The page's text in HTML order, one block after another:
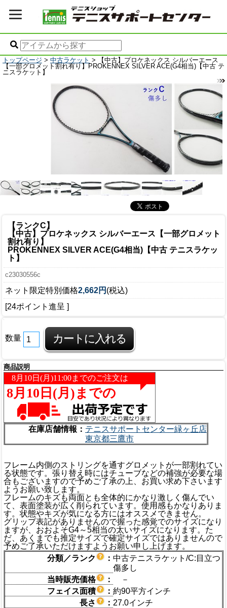
トップページ > 中古ラケット > 【中古】プロケネックス シルバーエース
【一部グロメット割れ有り】PROKENNEX SILVER ACE(G4相当)【中古 テ
ニスラケット】
【ランクC】
【中古】プロケネックス シルバーエース【一部グロメット
割れ有り】
PROKENNEX SILVER ACE(G4相当)【中古 テニスラケッ
ト】
c23030556c
ネット限定特別価格2,662円 (税込)
[24ポイント進呈 ]
数量
商品説明
在庫店舗情報： テニスサポートセンター緑ヶ丘店
東京都三鷹市
フレーム内側のストリングを通すグロメットが一部割れてい
る状態です。張り替え時にはチューブなどの補強が必要な場
合もございますので予めご了承の上、お買い求め下さいます
ようお願い致します。
フレームのキズも両面とも全体的にかなり激しく傷んでい
て、表面塗装が広く削られています。使用感もかなりありま
す。状態やキズが気になる方にはオススメできません。
グリップ表記がありませんので握った感覚でのサイズになり
ますが、おおよそG4～5相当の太いサイズになります。た
だ、あくまでも推定サイズで確定サイズではありませんので
予めご了承いただけますようお願い申し上げます。
分類／ランク
： 中古テニスラケット/C:目立つ
傷多し
当時販売価格
：
－
フェイス面積
： 約90平方インチ
長さ
： 27.0インチ